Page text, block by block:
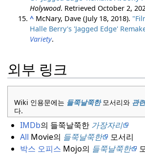
Holywood. Retrieved October 2,
^ McNary, Dave (July 18, 2018).
Halle Berry's 'Jagged Edge'
Variety.
외부 링크
Wiki 인용문에는 들쭉날쭉한모서리와 관련
다.
IMDb의 들쭉날쭉한 가장자리
All Movie의 들쭉날쭉한
모서리
박스 오피스 Mojo의 들쭉날쭉한